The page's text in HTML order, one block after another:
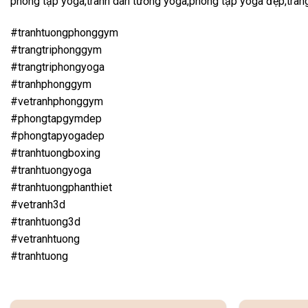
#tranhtuongphonggym
#trangtriphonggym
#trangtriphongyoga
#tranhphonggym
#vetranhphonggym
#phongtapgymdep
#phongtapyogadep
#tranhtuongboxing
#tranhtuongyoga
#tranhtuongphanthiet
#vetranh3d
#tranhtuong3d
#vetranhtuong
#tranhtuong